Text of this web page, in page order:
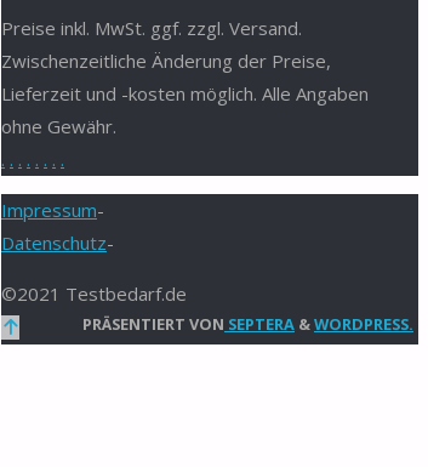
Preise inkl. MwSt. ggf. zzgl. Versand.
Zwischenzeitliche Änderung der Preise,
Lieferzeit und -kosten möglich. Alle Angaben
ohne Gewähr.
. . . . . . . .
Impressum-
Datenschutz-
©2021 Testbedarf.de
PRÄSENTIERT VON SEPTERA &WORDPRESS.
Zurück